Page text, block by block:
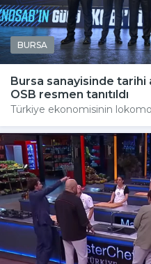
BURSA
Bursa sanayisinde tarihi
OSB resmen tanıtıldı
Türkiye ekonomisinin